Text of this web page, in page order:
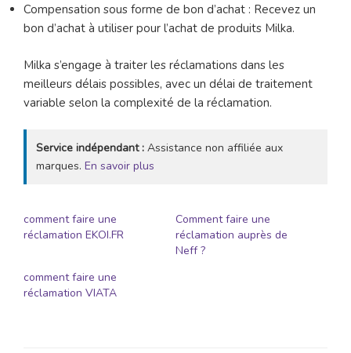
Compensation sous forme de bon d’achat : Recevez un
bon d’achat à utiliser pour l’achat de produits Milka.
Milka s’engage à traiter les réclamations dans les
meilleurs délais possibles, avec un délai de traitement
variable selon la complexité de la réclamation.
Service indépendant : Assistance non affiliée aux
marques. En savoir plus
comment faire une
réclamation EKOI.FR
Comment faire une
réclamation auprès de
Neff ?
comment faire une
réclamation VIATA